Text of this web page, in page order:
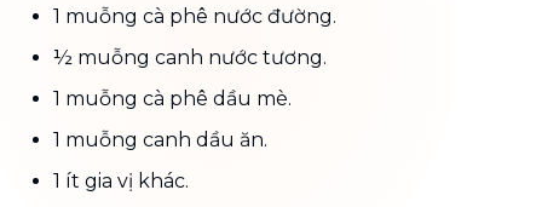
1 muỗng cà phê nước đường.
½ muỗng canh nước tương.
1 muỗng cà phê dầu mè.
1 muỗng canh dầu ăn.
1 ít gia vị khác.